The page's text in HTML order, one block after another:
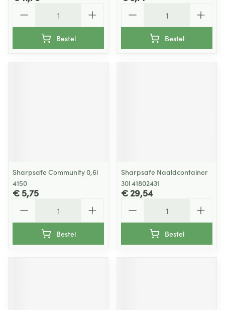
Bestel Bestel
Sharpsafe Community 0,6l
4150
€ 5,75
Bestel
Sharpsafe Naaldcontainer
30l 41802431
€ 29,54
Bestel